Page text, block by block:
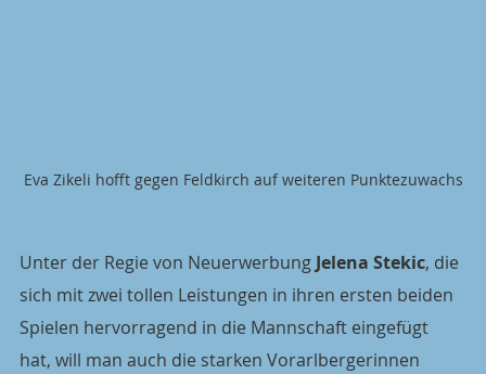
Eva Zikeli hofft gegen Feldkirch auf weiteren Punktezuwachs
Unter der Regie von Neuerwerbung Jelena Stekic, die
sich mit zwei tollen Leistungen in ihren ersten beiden
Spielen hervorragend in die Mannschaft eingefügt
hat, will man auch die starken Vorarlbergerinnen